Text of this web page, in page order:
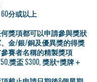
分或以上
獎項都可以申請參與獎狀
金/銀/銅及優異獎的得獎
賽者名稱的精製獎項
獎盃 $300, 獎狀+獎牌＋